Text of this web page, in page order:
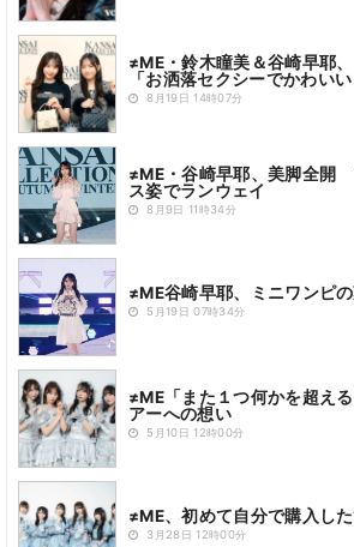
≠ME・鈴木瞳美＆谷崎早耶
「お洒落セクシーでかわいい
8月19日 14時07分
≠ME・谷崎早耶、美脚全開
ス姿でランウェイ
8月9日 11時34分
≠ME谷崎早耶、ミニワンピ
5月19日 07時34分
≠ME「また１つ何かを超え
アーへの想い
5月10日 12時00分
≠ME、初めて自分で購入し
3月28日 12時00分